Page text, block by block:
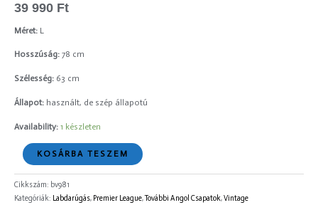
39 990 Ft
Méret: L
Hosszúság: 78 cm
Szélesség: 63 cm
Állapot: használt, de szép állapotú
Availability: 1 készleten
KOSÁRBA TESZEM
Cikkszám: bv981
Kategóriák: Labdarúgás, Premier League,További Angol Csapatok,Vintage